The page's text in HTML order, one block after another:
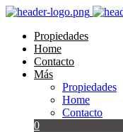
Propiedades
Home
Contacto
Más
Propiedades
Home
Contacto
0